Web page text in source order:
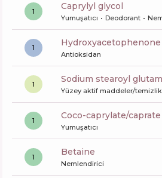
1 caprylyl glycol
Yumuşatıcı Deodorant
1 Hydroxyacetophenone
Antioksidan
1 sodium stearoyl
Yüzey aktif maddeler/temizlik
1 coco-caprylate/caprate
Yumuşatıcı
1 betaine
Nemlendirici